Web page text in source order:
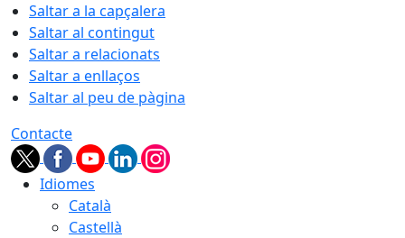
Saltar a la capçalera
Saltar al contingut
Saltar a relacionats
Saltar a enllaços
Saltar al peu de pàgina
Contacte
Idiomes
Català
Castellà